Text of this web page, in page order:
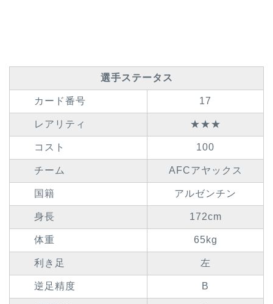
選手ステータス
カード番号 17
レアリティ ★★★
コスト 100
チーム AFCアヤックス
国籍 アルゼンチン
身長 172cm
体重 65kg
利き足 左
逆足精度 B